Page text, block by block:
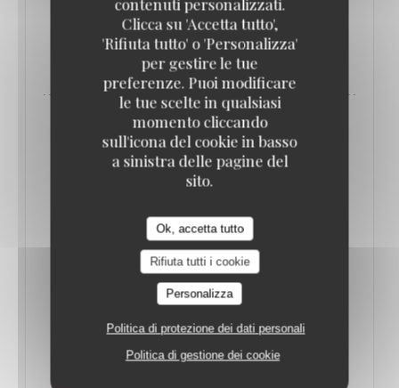
contenuti personalizzati.
Clicca su 'Accetta tutto',
'Rifiuta tutto' o 'Personalizza'
per gestire le tue
preferenze. Puoi modificare
le tue scelte in qualsiasi
momento cliccando
sull'icona del cookie in basso
a sinistra delle pagine del
sito.
Ok, accetta tutto
Rifiuta tutti i cookie
Personalizza
Politica di protezione dei dati personali
Politica di gestione dei cookie
LEGGI L'ARTICOLO((APRE UNA NUOVA FINESTRA))
QUE FAIRE À PARIS CETTE SEMAINE ? (16-
22 JUIN) // LE BONBON